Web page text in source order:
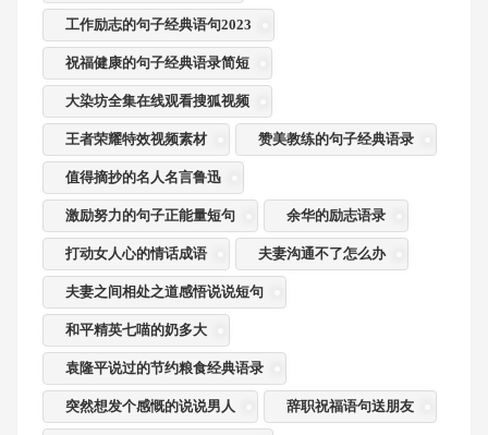
工作励志的句子经典语句2023
祝福健康的句子经典语录简短
大染坊全集在线观看搜狐视频
王者荣耀特效视频素材 赞美教练的句子经典语录
值得摘抄的名人名言鲁迅
激励努力的句子正能量短句 余华的励志语录
打动女人心的情话成语 夫妻沟通不了怎么办
夫妻之间相处之道感悟说说短句
和平精英七喵的奶多大
袁隆平说过的节约粮食经典语录
突然想发个感慨的说说男人 辞职祝福语句送朋友